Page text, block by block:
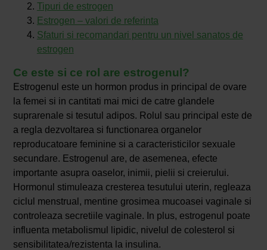
Tipuri de estrogen
Estrogen – valori de referinta
Sfaturi si recomandari pentru un nivel sanatos de
estrogen
Ce este si ce rol are estrogenul?
Estrogenul este un hormon produs in principal de ovare
la femei si in cantitati mai mici de catre glandele
suprarenale si tesutul adipos. Rolul sau principal este de
a regla dezvoltarea si functionarea organelor
reproducatoare feminine si a caracteristicilor sexuale
secundare. Estrogenul are, de asemenea, efecte
importante asupra oaselor, inimii, pielii si creierului.
Hormonul stimuleaza cresterea tesutului uterin, regleaza
ciclul menstrual, mentine grosimea mucoasei vaginale si
controleaza secretiile vaginale. In plus, estrogenul poate
influenta metabolismul lipidic, nivelul de colesterol si
sensibilitatea/rezistenta la insulina.